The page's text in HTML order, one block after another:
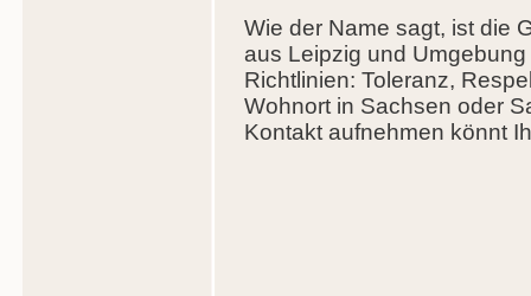
Wie der Name sagt, ist die
aus Leipzig und
Richtlinien: Toleranz,
Wohnort in Sachsen oder
Kontakt aufnehmen könnt